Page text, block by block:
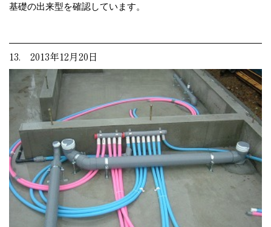
基礎の出来型を確認しています。
13. 2013年12月20日